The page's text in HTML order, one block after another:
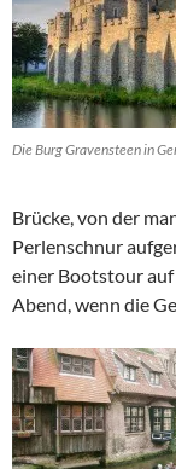
Die Burg Gravensteen in
Brücke, von der
Perlenschnur
einer Bootstour
Abend, wenn die